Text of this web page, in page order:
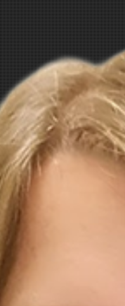
Vefald Band
GDPR
SØK
ETTER: